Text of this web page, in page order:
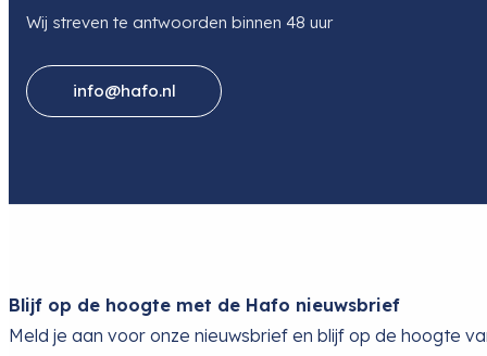
Wij streven te antwoorden binnen 48 uur
info@hafo.nl
Blijf op de hoogte met de Hafo nieuwsbrief
Meld je aan voor onze nieuwsbrief en blijf op de hoogte